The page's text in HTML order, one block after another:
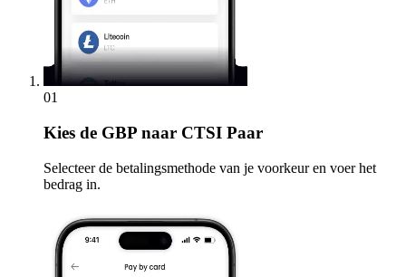
01
Kies de GBP naar CTSI Paar
Selecteer de betalingsmethode van je voorkeur en voer het
bedrag in.